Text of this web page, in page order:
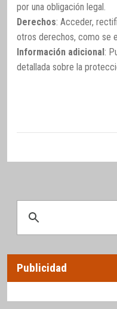
por una obligación legal.
Derechos: Acceder,
otros derechos, como se
Información adicional:
detallada sobre la
Publicidad